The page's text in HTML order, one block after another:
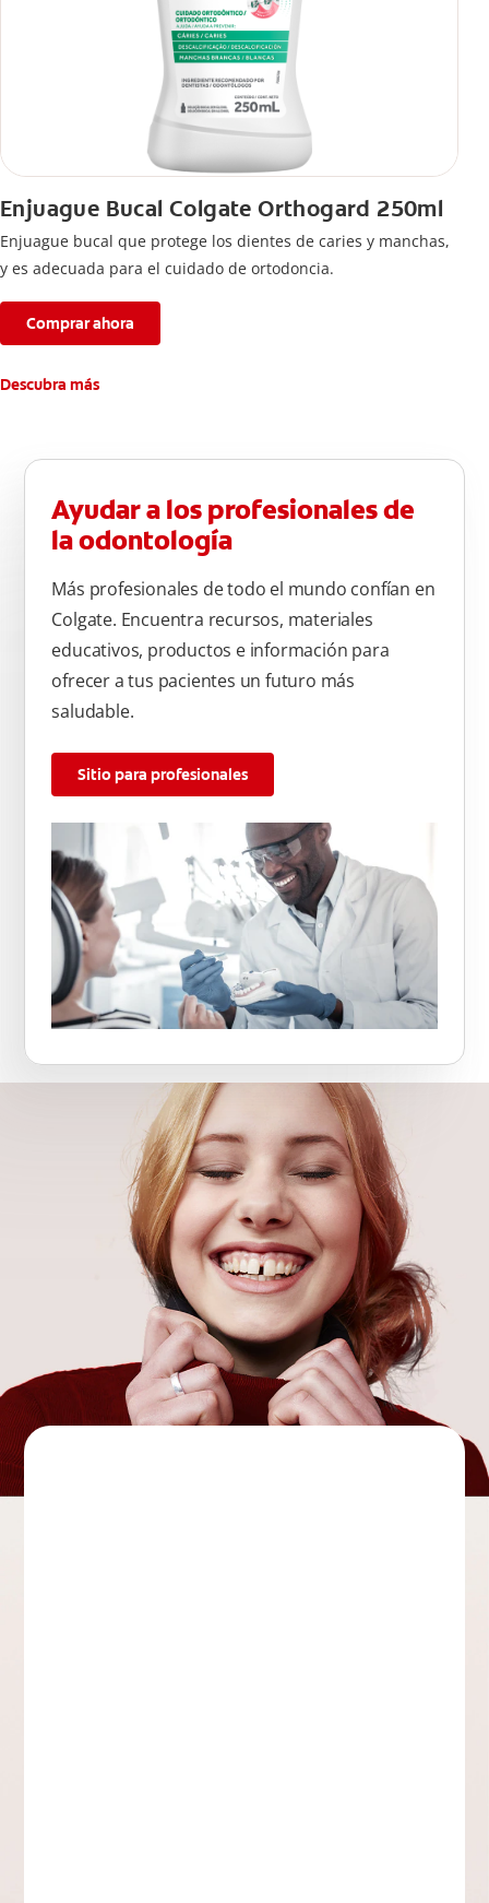
Enjuague Bucal Colgate Orthogard 250ml
Enjuague bucal que protege los dientes de caries y manchas,
y es adecuada para el cuidado de ortodoncia.
Comprar ahora
Descubra más
Ayudar a los profesionales de
la odontología
Más profesionales de todo el mundo confían en
Colgate. Encuentra recursos, materiales
educativos, productos e información para
ofrecer a tus pacientes un futuro más
saludable.
Sitio para profesionales